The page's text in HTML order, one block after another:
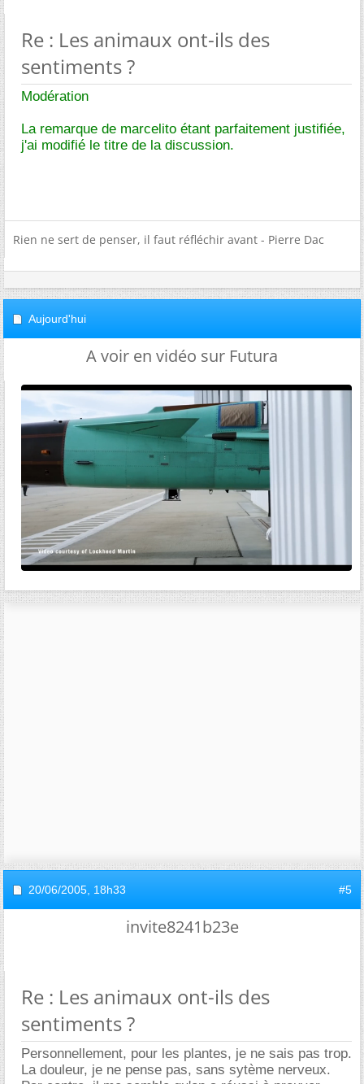
Re : Les animaux ont-ils des
sentiments ?
Modération
La remarque de marcelito étant parfaitement justifiée,
j'ai modifié le titre de la discussion.
Rien ne sert de penser, il faut réfléchir avant - Pierre Dac
Aujourd'hui
A voir en vidéo sur Futura
20/06/2005, 18h33 #5
invite8241b23e
Re : Les animaux ont-ils des
sentiments ?
Personnellement, pour les plantes, je ne sais pas trop.
La douleur, je ne pense pas, sans sytème nerveux.